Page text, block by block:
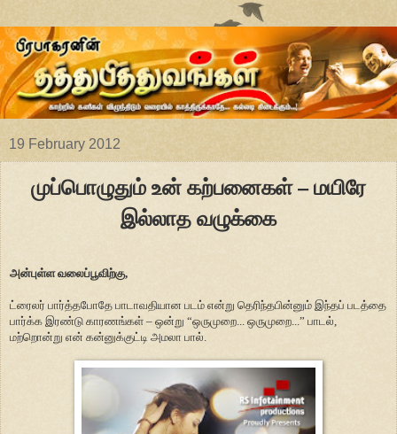
19 February 2012
முப்பொழுதும் உன் கற்பனைகள் – மயிரே
இல்லாத வழுக்கை
அன்புள்ள வலைப்பூவிற்கு,
ட்ரைலர் பார்த்தபோதே பாடாவதியான படம் என்று தெரிந்தபின்னும் இந்தப் படத்தை
பார்க்க இரண்டு காரணங்கள் – ஒன்று “ஒருமுறை... ஒருமுறை...” பாடல்,
மற்றொன்று என் கன்னுக்குட்டி அமலா பால்.